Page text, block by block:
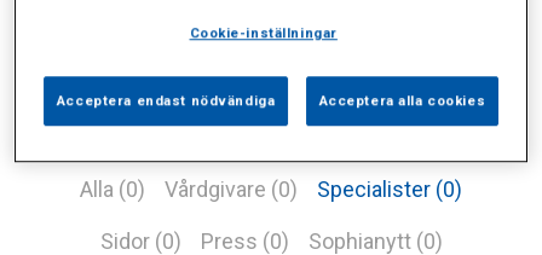
Alla (0) Vårdgivare (0) Specialister (0)
Sidor (0) Press (0) Sophianytt (0)
Cookie-inställningar
Acceptera endast nödvändiga Acceptera alla cookies